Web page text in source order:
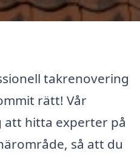
takrenovering
rätt! Vår
hitta experter på
så att du